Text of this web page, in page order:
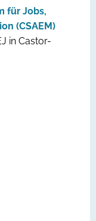
für Jobs,
(CSAEM)
in Castor-